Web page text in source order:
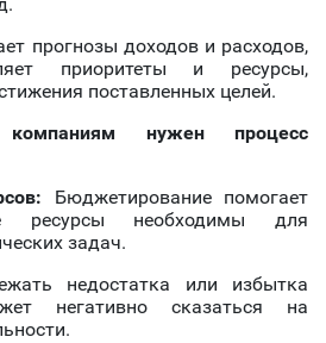
прогнозы доходов и расходов,
приоритеты и ресурсы,
поставленных целей.
нужен процесс
Бюджетирование помогает
ресурсы необходимы для
задач.
недостатка или избытка
негативно сказаться на